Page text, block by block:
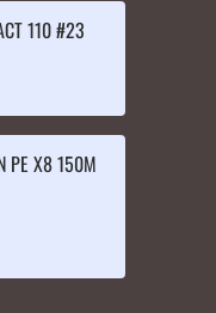
110 #23
PE X8 150M